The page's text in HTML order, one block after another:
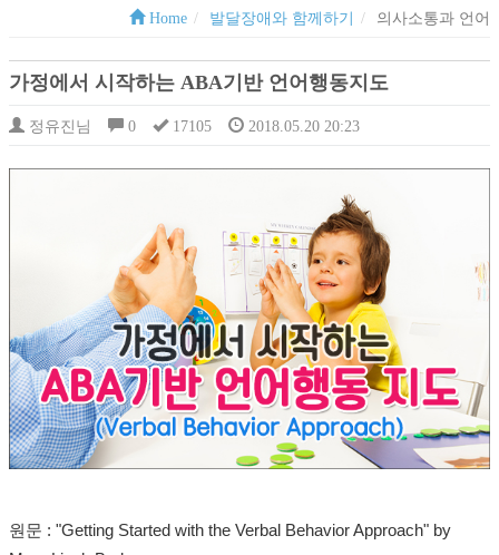
Home 발달장애와 함께하기 의사소통과 언어
가정에서 시작하는 ABA기반 언어행동지도
정유진님 0 17105 2018.05.20 20:23
원문 : "Getting Started with the Verbal Behavior Approach" by